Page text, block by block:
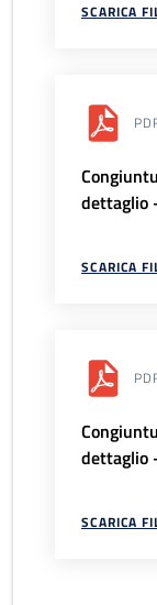
SCARICA
dettaglio
SCARICA
dettaglio
SCARICA